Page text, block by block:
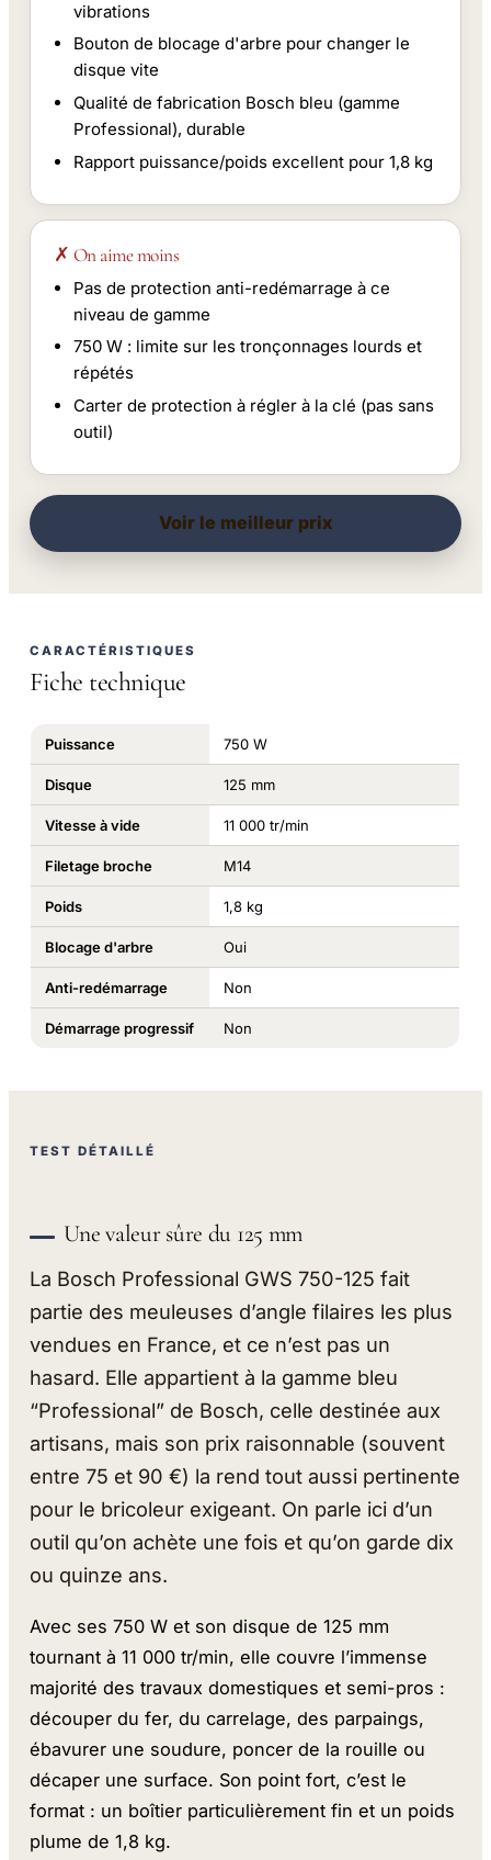
vibrations
Bouton de blocage d'arbre pour changer le
disque vite
Qualité de fabrication Bosch bleu (gamme
Professional), durable
Rapport puissance/poids excellent pour 1,8 kg
✗ On aime moins
Pas de protection anti-redémarrage à ce
niveau de gamme
750 W : limite sur les tronçonnages lourds et
répétés
Carter de protection à régler à la clé (pas sans
outil)
Voir le meilleur prix
CARACTÉRISTIQUES
Fiche technique
Puissance 750 W
Disque 125 mm
Vitesse à vide 11 000 tr/min
Filetage broche M14
Poids 1,8 kg
Blocage d'arbre Oui
Anti-redémarrage Non
Démarrage progressif Non
TEST DÉTAILLÉ
Une valeur sûre du 125 mm
La Bosch Professional GWS 750-125 fait
partie des meuleuses d’angle filaires les plus
vendues en France, et ce n’est pas un
hasard. Elle appartient à la gamme bleu
“Professional” de Bosch, celle destinée aux
artisans, mais son prix raisonnable (souvent
entre 75 et 90 €) la rend tout aussi pertinente
pour le bricoleur exigeant. On parle ici d’un
outil qu’on achète une fois et qu’on garde dix
ou quinze ans.
Avec ses 750 W et son disque de 125 mm
tournant à 11 000 tr/min, elle couvre l’immense
majorité des travaux domestiques et semi-pros :
découper du fer, du carrelage, des parpaings,
ébavurer une soudure, poncer de la rouille ou
décaper une surface. Son point fort, c’est le
format : un boîtier particulièrement fin et un poids
plume de 1,8 kg.